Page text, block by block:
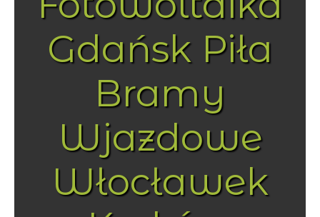
Gdańsk Piła
Bramy
Wjazdowe
Włocławek